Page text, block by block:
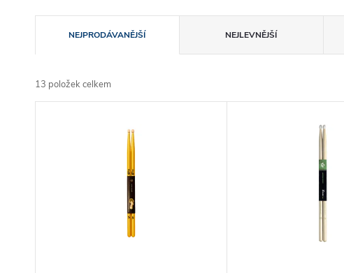
a
z
NEJPRODÁVANĚJŠÍ NEJLEVNĚJŠÍ
13 položek celkem